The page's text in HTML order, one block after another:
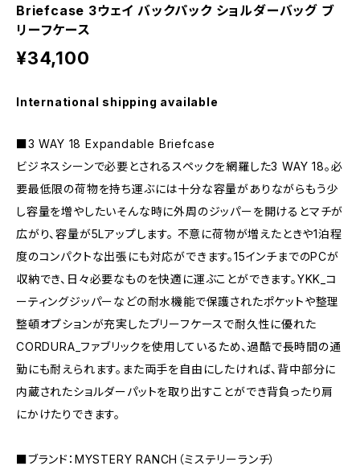
Briefcase 3ウェイ バックパック ショルダーバッグ ブ
リーフケース
¥34,100
International shipping available
■3 WAY 18 Expandable Briefcase
ビジネスシーンで必要とされるスペックを網羅した3 WAY 18。必
要最低限の荷物を持ち運ぶには十分な容量がありながらもう少
し容量を増やしたいそんな時に外周のジッパーを開けるとマチが
広がり、容量が5Lアップします。 不意に荷物が増えたときや1泊程
度のコンパクトな出張にも対応ができます。15インチまでのPCが
収納でき、日々必要なものを快適に運ぶことができます。YKK_コ
ーティングジッパーなどの耐水機能で保護されたポケットや整理
整頓オプションが充実したブリーフケースで耐久性に優れた
CORDURA_ファブリックを使用しているため、過酷で長時間の通
勤にも耐えられます。また両手を自由にしたければ、背中部分に
内蔵されたショルダーパットを取り出すことができ背負ったり肩
にかけたりできます。
■ブランド：MYSTERY RANCH（ミステリーランチ）